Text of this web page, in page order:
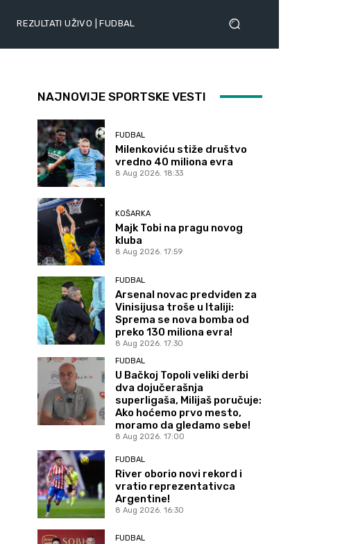
REZULTATI UŽIVO | FUDBAL
NAJNOVIJE SPORTSKE VESTI
FUDBAL
Milenkoviću stiže društvo
vredno 40 miliona evra
8 Aug 2026. 18:33
KOŠARKA
Majk Tobi na pragu novog
kluba
8 Aug 2026. 17:59
FUDBAL
Arsenal novac predviđen za
Vinisijusa troše u Italiji:
Sprema se nova bomba od
preko 130 miliona evra!
8 Aug 2026. 17:30
FUDBAL
U Bačkoj Topoli veliki derbi
dva dojučerašnja
superligaša, Milijaš poručuje:
Ako hoćemo prvo mesto,
moramo da gledamo sebe!
8 Aug 2026. 17:00
FUDBAL
River oborio novi rekord i
vratio reprezentativca
Argentine!
8 Aug 2026. 16:30
FUDBAL